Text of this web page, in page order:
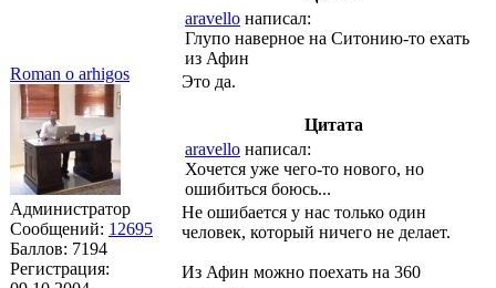
Roman o arhigos
Администратор
Сообщений: 12695
Баллов: 7194
Регистрация:
aravello написал:
Глупо наверное на Ситонию-то ехать
из Афин
Это да.
Цитата
aravello написал:
Хочется уже чего-то нового, но
ошибиться боюсь...
Не ошибается у нас только один
человек, который ничего не делает.
Из Афин можно поехать на 360